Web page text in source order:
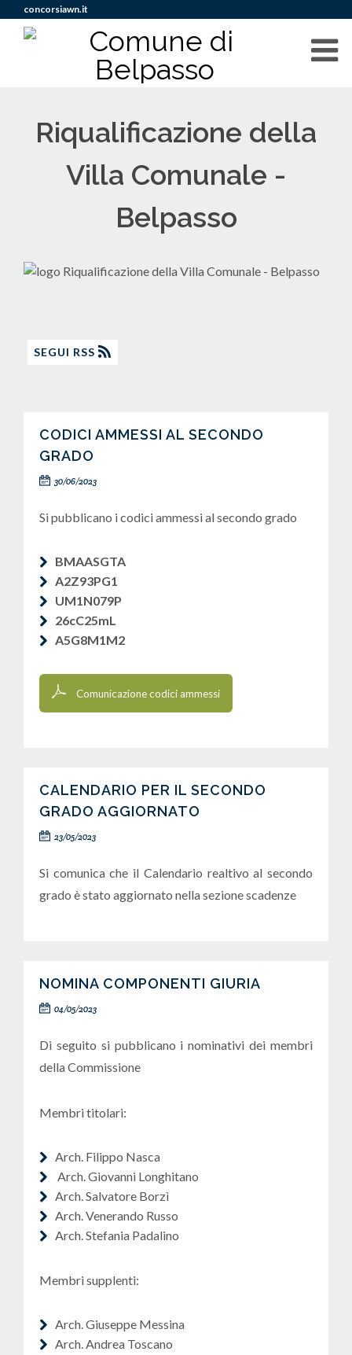
concorsiawn.it
Riqualificazione della
Villa Comunale -
Belpasso
SEGUI RSS
CODICI AMMESSI AL SECONDO
GRADO
30/06/2023
Si pubblicano i codici ammessi al secondo grado
BMAASGTA
A2Z93PG1
UM1N079P
26cC25mL
A5G8M1M2
Comunicazione codici ammessi
CALENDARIO PER IL SECONDO
GRADO AGGIORNATO
23/05/2023
Si comunica che il Calendario realtivo al secondo
grado è stato aggiornato nella sezione scadenze
NOMINA COMPONENTI GIURIA
04/05/2023
Di seguito si pubblicano i nominativi dei membri
della Commissione
Membri titolari:
Arch. Filippo Nasca
Arch. Giovanni Longhitano
Arch. Salvatore Borzì
Arch. Venerando Russo
Arch. Stefania Padalino
Membri supplenti:
Arch. Giuseppe Messina
Arch. Andrea Toscano